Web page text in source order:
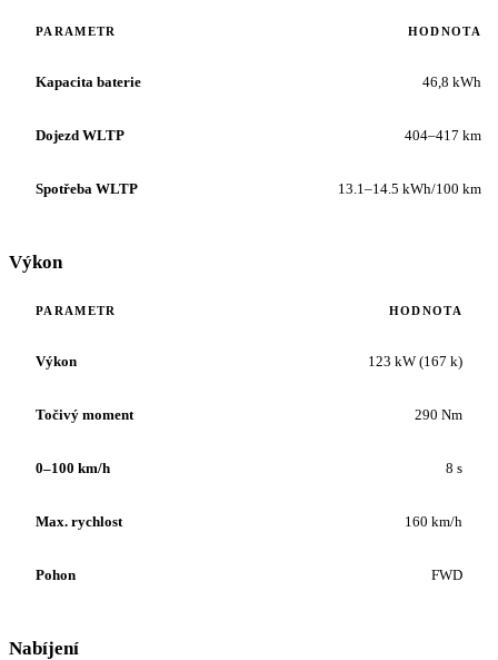
PARAMETR HODNOTA
Kapacita baterie 46,8 kWh
Dojezd WLTP 404–417 km
Spotřeba WLTP 13.1–14.5 kWh/100 km
Výkon
PARAMETR HODNOTA
Výkon 123 kW (167 k)
Točivý moment 290 Nm
0–100 km/h 8 s
Max. rychlost 160 km/h
Pohon FWD
Nabíjení